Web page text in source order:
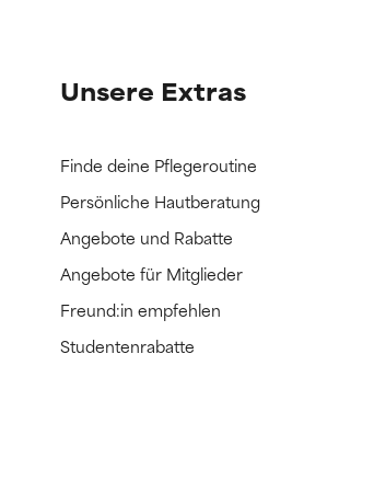
Unsere Extras
Finde deine Pflegeroutine
Persönliche Hautberatung
Angebote und Rabatte
Angebote für Mitglieder
Freund:in empfehlen
Studentenrabatte